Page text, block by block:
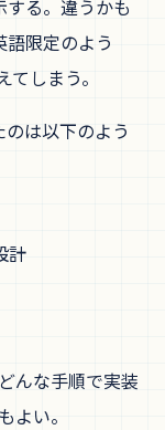
る。違うかも
語限定のよう
しまう。
は以下のよう
計
んな手順で実装
よい。